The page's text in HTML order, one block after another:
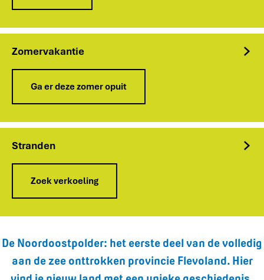
z
e
k
e
r
a
t
Zomervakantie
m
r
v
a
k
i
Ga er deze zomer opuit
Stranden
r
e
n
Zoek verkoeling
De Noordoostpolder: het eerste deel van de volledig
aan de zee onttrokken provincie Flevoland. Hier